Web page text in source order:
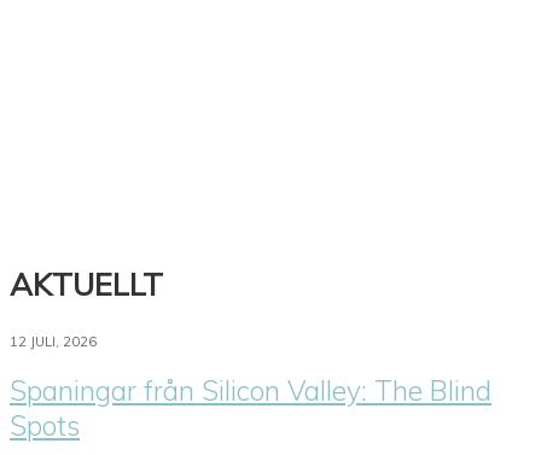
AKTUELLT
12 JULI, 2026
Spaningar från Silicon Valley: The Blind
Spots